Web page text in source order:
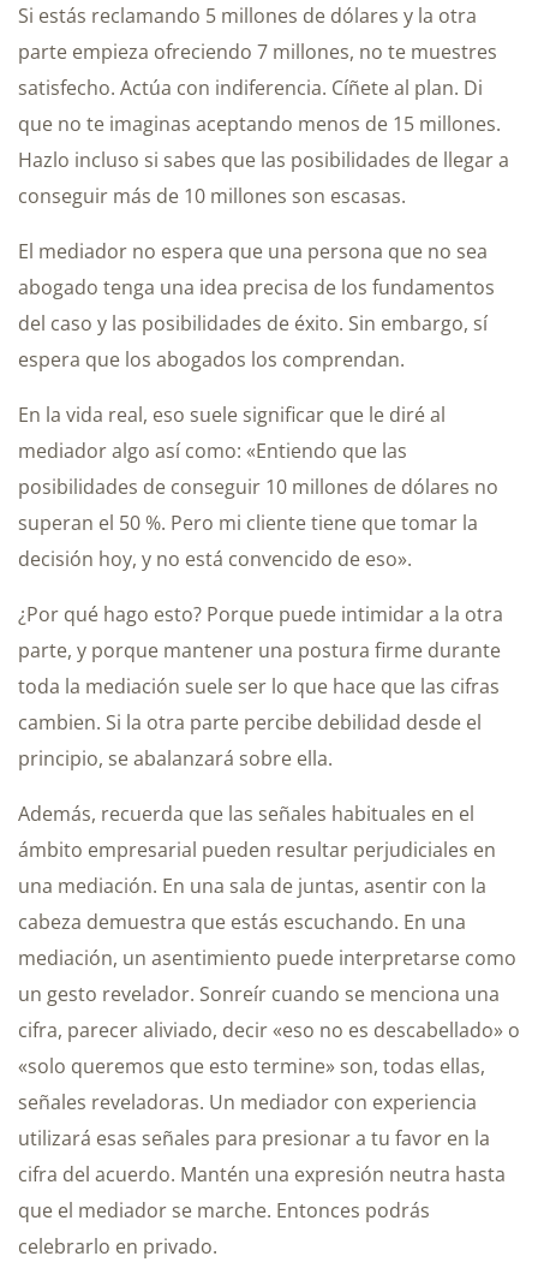
Si estás reclamando 5 millones de dólares y la otra
parte empieza ofreciendo 7 millones, no te muestres
satisfecho. Actúa con indiferencia. Cíñete al plan. Di
que no te imaginas aceptando menos de 15 millones.
Hazlo incluso si sabes que las posibilidades de llegar a
conseguir más de 10 millones son escasas.
El mediador no espera que una persona que no sea
abogado tenga una idea precisa de los fundamentos
del caso y las posibilidades de éxito. Sin embargo, sí
espera que los abogados los comprendan.
En la vida real, eso suele significar que le diré al
mediador algo así como: «Entiendo que las
posibilidades de conseguir 10 millones de dólares no
superan el 50 %. Pero mi cliente tiene que tomar la
decisión hoy, y no está convencido de eso».
¿Por qué hago esto? Porque puede intimidar a la otra
parte, y porque mantener una postura firme durante
toda la mediación suele ser lo que hace que las cifras
cambien. Si la otra parte percibe debilidad desde el
principio, se abalanzará sobre ella.
Además, recuerda que las señales habituales en el
ámbito empresarial pueden resultar perjudiciales en
una mediación. En una sala de juntas, asentir con la
cabeza demuestra que estás escuchando. En una
mediación, un asentimiento puede interpretarse como
un gesto revelador. Sonreír cuando se menciona una
cifra, parecer aliviado, decir «eso no es descabellado» o
«solo queremos que esto termine» son, todas ellas,
señales reveladoras. Un mediador con experiencia
utilizará esas señales para presionar a tu favor en la
cifra del acuerdo. Mantén una expresión neutra hasta
que el mediador se marche. Entonces podrás
celebrarlo en privado.